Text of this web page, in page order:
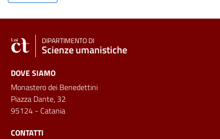
DIPARTIMENTO DI
Scienze umanistiche
DOVE SIAMO
Monastero dei Benedettini
Piazza Dante, 32
95124 - Catania
CONTATTI